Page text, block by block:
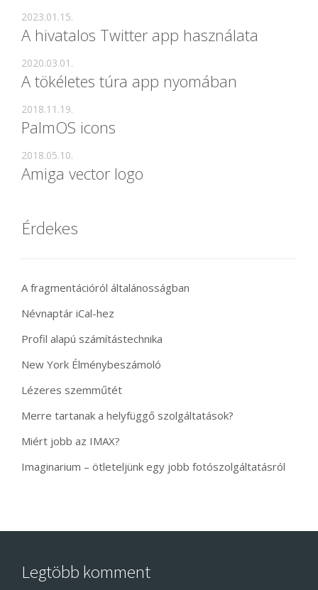
A hivatalos Twitter app használata
2023.01.15.
A tökéletes túra app nyomában
2020.03.01.
PalmOS icons
2018.11.19.
Amiga vector logo
2018.05.10.
Érdekes
A fragmentációról általánosságban
Névnaptár iCal-hez
Profil alapú számítástechnika
New York Élménybeszámoló
Lézeres szemműtét
Merre tartanak a helyfüggő szolgáltatások?
Miért jobb az IMAX?
Imaginarium – ötleteljünk egy jobb fotószolgáltatásról
Legtöbb komment